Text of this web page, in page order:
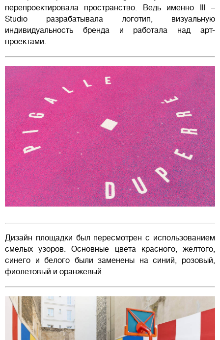
перепроектировала пространство. Ведь именно Ill –
Studio разрабатывала логотип, визуальную
индивидуальность бренда и работала над арт-
проектами.
Дизайн площадки был пересмотрен c использованием
смелых узоров. Основные цвета красного, желтого,
синего и белого были заменены на синий, розовый,
фиолетовый и оранжевый.